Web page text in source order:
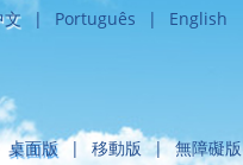
文 | Português | English
桌面版 | 移動版 | 無障礙版